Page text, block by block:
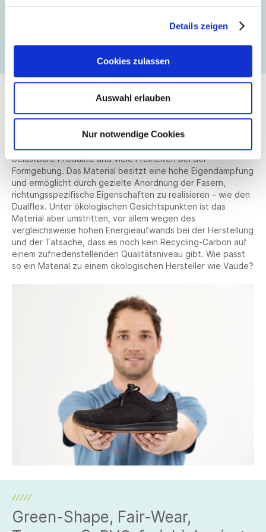
Details zeigen
Cookies zulassen
Auswahl erlauben
Nur notwendige Cookies
und nach oben flexibel – er besitzt zwei unterschiedlichen
anderes Material erlaubt uns die Kombination dieser
Carbon und sein Ruf
Technisch genießt der Werkstoff Carbon einen
ausgezeichneten Ruf. Er erlaubt leichte und doch höchst
belastbare Produkte und viele Freiheiten bei der
Formgebung. Das Material besitzt eine hohe Eigendämpfung
und ermöglicht durch gezielte Anordnung der Fasern,
richtungsspezifische Eigenschaften zu realisieren – wie den
Dualflex. Unter ökologischen Gesichtspunkten ist das
Material aber umstritten, vor allem wegen des
vergleichsweise hohen Energieaufwands bei der Herstellung
und der Tatsache, dass es noch kein Recycling-Carbon auf
einem zufriedenstellenden Qualitätsniveau gibt. Wie passt
so ein Material zu einem ökologischen Hersteller wie Vaude?
Green-Shape, Fair-Wear,